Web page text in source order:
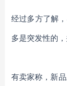
经过多方了解
多是突发性的，
有卖家称，新